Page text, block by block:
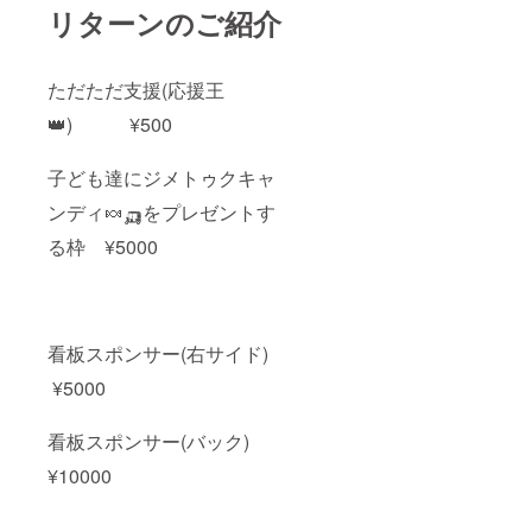
リターンのご紹介
ただただ支援(応援王
👑) ¥500
子ども達にジメトゥクキャ
ンディ🍬🛺をプレゼントす
る枠 ¥5000
看板スポンサー(右サイド)
¥5000
看板スポンサー(バック)
¥10000